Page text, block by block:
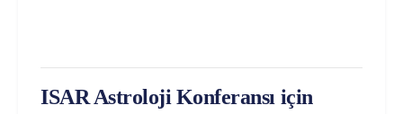
ISAR Astroloji Konferansı için